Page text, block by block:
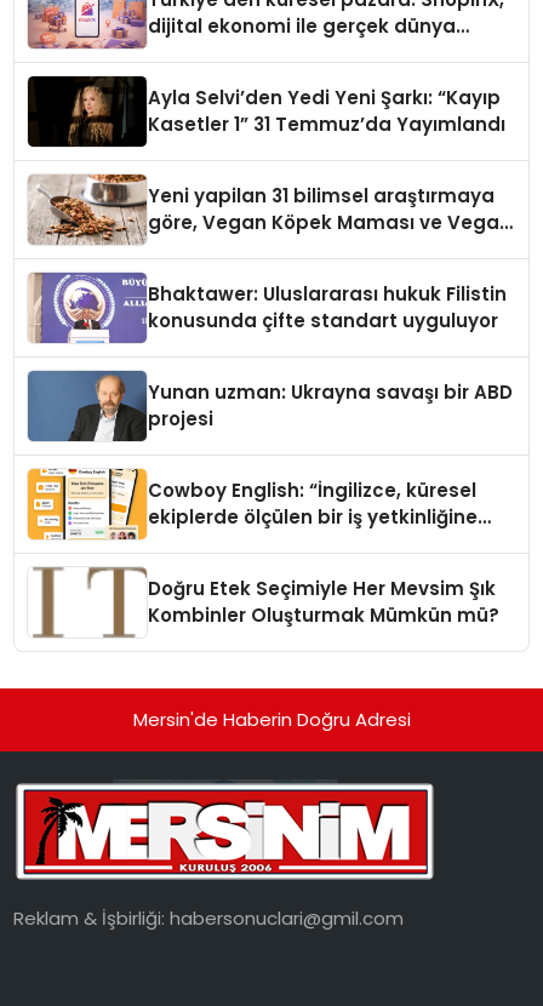
dijital ekonomi ile gerçek dünya
Ayla Selvi’den Yedi Yeni Şarkı: “Kayıp
Kasetler 1” 31 Temmuz’da Yayımlandı
Yeni yapilan 31 bilimsel araştırmaya
göre, Vegan Köpek Maması ve Vegan
Bhaktawer: Uluslararası hukuk Filistin
konusunda çifte standart uyguluyor
Yunan uzman: Ukrayna savaşı bir ABD
projesi
Cowboy English: “İngilizce, küresel
ekiplerde ölçülen bir iş yetkinliğine
Doğru Etek Seçimiyle Her Mevsim Şık
Kombinler Oluşturmak Mümkün mü?
Mersin'de Haberin Doğru Adresi
Reklam & İşbirliği:habersonuclari@gmil.com